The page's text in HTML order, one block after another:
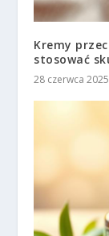
Kremy
stosować
28 czerwca 2025